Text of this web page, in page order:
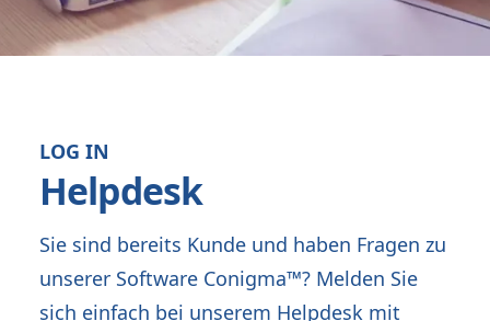
LOG IN
Helpdesk
Sie sind bereits Kunde und haben Fragen zu
unserer Software Conigma™? Melden Sie
sich einfach bei unserem Helpdesk mit